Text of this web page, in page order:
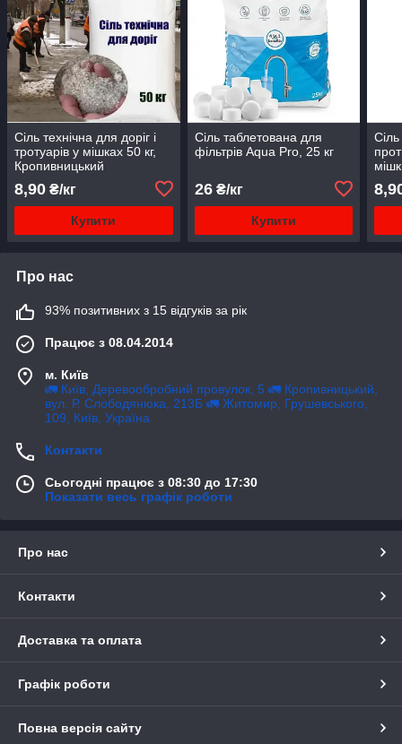
Сіль технічна для доріг і
тротуарів у мішках 50 кг,
Кропивницький
8,90 ₴/кг
Купити
Сіль таблетована для
фільтрів Aqua Pro, 25 кг
26₴/кг
Купити
Про нас
93% позитивних з 15 відгуків за рік
Працює з 08.04.2014
м. Київ
🚛 Київ, Деревообробний провулок, 5 🚛 Кропивницький,
вул. Р. Слободянюка, 213Б 🚛 Житомир, Грушевського,
109, Київ, Україна
Контакти
Сьогодні працює з 08:30 до 17:30
Показати весь графік роботи
Про нас
Контакти
Доставка та оплата
Графік роботи
Повна версія сайту